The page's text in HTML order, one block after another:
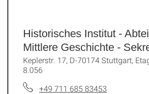
Historisches Institut -
Mittlere Geschichte -
Keplerstr. 17, D-70174 Stuttgart,
8.056
+49 711 685 83453